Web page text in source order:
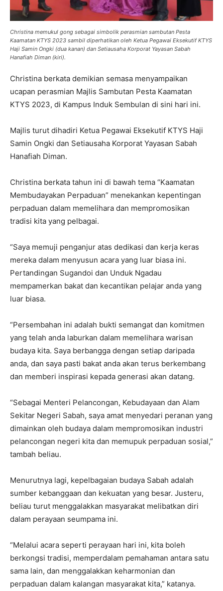
Christina memukul gong sebagai simbolik perasmian sambutan Pesta
Kaamatan KTYS 2023 sambil diperhatikan oleh Ketua Pegawai Eksekutif KTYS
Haji Samin Ongki (dua kanan) dan Setiausaha Korporat Yayasan Sabah
Hanafiah Diman (kiri).
Christina berkata demikian semasa menyampaikan
ucapan perasmian Majlis Sambutan Pesta Kaamatan
KTYS 2023, di Kampus Induk Sembulan di sini hari ini.
Majlis turut dihadiri Ketua Pegawai Eksekutif KTYS Haji
Samin Ongki dan Setiausaha Korporat Yayasan Sabah
Hanafiah Diman.
Christina berkata tahun ini di bawah tema “Kaamatan
Membudayakan Perpaduan” menekankan kepentingan
perpaduan dalam memelihara dan mempromosikan
tradisi kita yang pelbagai.
“Saya memuji penganjur atas dedikasi dan kerja keras
mereka dalam menyusun acara yang luar biasa ini.
Pertandingan Sugandoi dan Unduk Ngadau
mempamerkan bakat dan kecantikan pelajar anda yang
luar biasa.
“Persembahan ini adalah bukti semangat dan komitmen
yang telah anda laburkan dalam memelihara warisan
budaya kita. Saya berbangga dengan setiap daripada
anda, dan saya pasti bakat anda akan terus berkembang
dan memberi inspirasi kepada generasi akan datang.
“Sebagai Menteri Pelancongan, Kebudayaan dan Alam
Sekitar Negeri Sabah, saya amat menyedari peranan yang
dimainkan oleh budaya dalam mempromosikan industri
pelancongan negeri kita dan memupuk perpaduan sosial,”
tambah beliau.
Menurutnya lagi, kepelbagaian budaya Sabah adalah
sumber kebanggaan dan kekuatan yang besar. Justeru,
beliau turut menggalakkan masyarakat melibatkan diri
dalam perayaan seumpama ini.
“Melalui acara seperti perayaan hari ini, kita boleh
berkongsi tradisi, memperdalam pemahaman antara satu
sama lain, dan menggalakkan keharmonian dan
perpaduan dalam kalangan masyarakat kita,” katanya.